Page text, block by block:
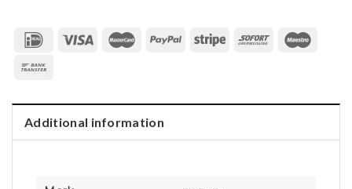
Additional information